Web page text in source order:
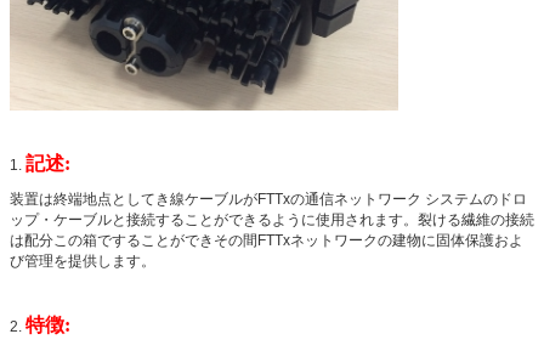
1. 記述:
装置は終端地点としてき線ケーブルがFTTxの通信ネットワーク システムのドロ
ップ・ケーブルと接続することができるように使用されます。裂ける繊維の接続
は配分この箱ですることができその間FTTxネットワークの建物に固体保護およ
び管理を提供します。
2. 特徴: